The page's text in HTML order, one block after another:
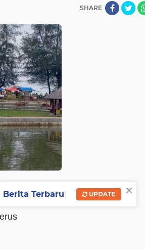
SHARE
di Desa
wisata
×
Berita Terbaru UPDATE